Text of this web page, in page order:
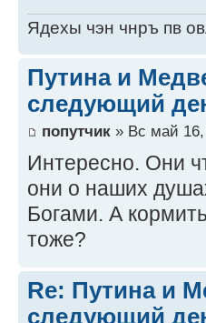
Ядехы чэн чнръ пв
Путина и
следующий
попутчик » Вс май 16,
Интересно. Они
они о наших
Богами. А
тоже?
Re: Путина и
следующий